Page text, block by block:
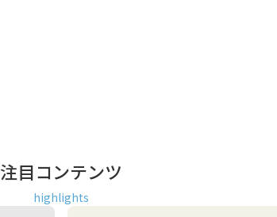
注目コンテンツ
highlights